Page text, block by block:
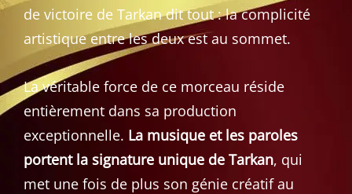
de victoire de Tarkan dit tout : la complicité
artistique entre les deux est au sommet.
La véritable force de ce morceau réside
entièrement dans sa production
exceptionnelle. La musique et les paroles
portent la signature unique de Tarkan, qui
met une fois de plus son génie créatif au